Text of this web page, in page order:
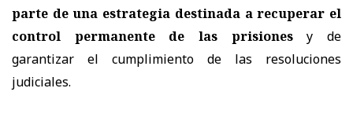
parte de una estrategia destinada a recuperar el
control permanente de las prisionesy de
garantizar el cumplimiento de las resoluciones
judiciales.